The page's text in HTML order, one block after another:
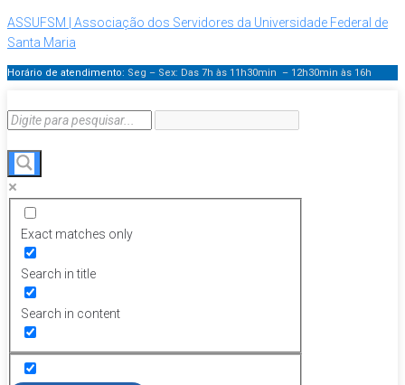
ASSUFSM | Associação dos Servidores da Universidade Federal de
Santa Maria
Horário de atendimento: Seg – Sex: Das 7h às 11h30min – 12h30min às 16h
Exact matches only
Search in title
Search in content